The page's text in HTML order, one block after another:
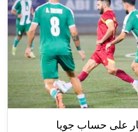
على حساب جويا